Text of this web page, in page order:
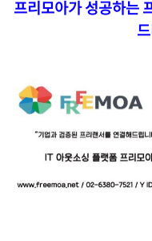
프리모아가 성공하는